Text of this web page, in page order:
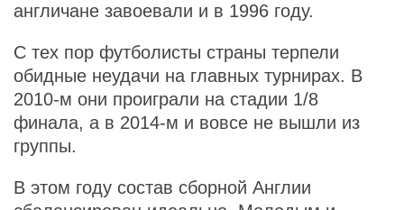
англичане завоевали и в 1996 году.
С тех пор футболисты страны терпели
обидные неудачи на главных турнирах. В
2010-м они проиграли на стадии 1/8
финала, а в 2014-м и вовсе не вышли из
группы.
В этом году состав сборной Англии